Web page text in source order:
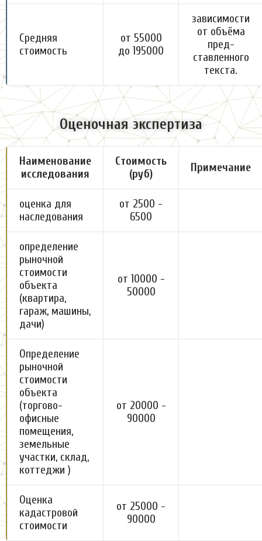
Средняя
стоимость
от 55000
до 195000
зависимости
от объёма
пред-
ставленного
текста.
Оценочная экспертиза
Наименование
исследования
Стоимость
(руб)
Примечание
оценка для
наследования
от 2500 -
6500
определение
рыночной
стоимости
объекта
(квартира,
гараж, машины,
дачи)
от 10000 -
50000
Определение
рыночной
стоимости
объекта
(торгово-
офисные
помещения,
земельные
участки, склад,
коттеджи )
от 20000 -
90000
Оценка
кадастровой
стоимости
от 25000 -
90000